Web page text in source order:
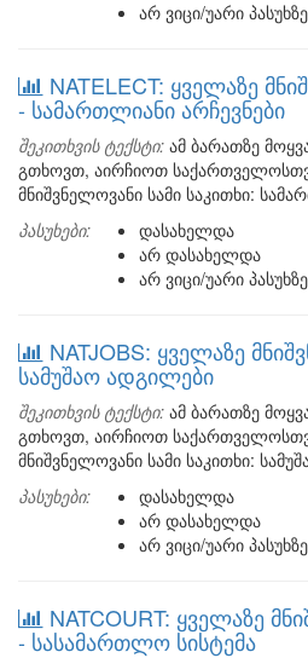
არ ვიცი/უარი პასუხზე
NATELECT: ყველაზე
- სამართლიანი არჩევნები
შეკითხვის ტექსტი: ამ ბარათზე
გთხოვთ, აირჩიოთ
მნიშვნელოვანი სამი საკითხი:
პასუხები:
დასახელდა
არ დასახელდა
არ ვიცი/უარი პასუხზე
NATJOBS: ყველაზე
სამუშაო ადგილები
შეკითხვის ტექსტი: ამ ბარათზე
გთხოვთ, აირჩიოთ
მნიშვნელოვანი სამი საკითხი:
პასუხები:
დასახელდა
არ დასახელდა
არ ვიცი/უარი პასუხზე
NATCOURT: ყველაზე
- სასამართლო სისტემა